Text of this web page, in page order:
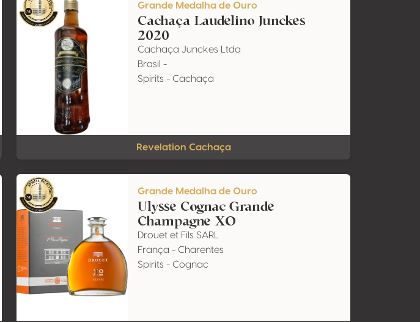
Grande Medalha de Ouro
Cachaça Laudelino Junckes
2020
Cachaça Junckes Ltda
Brasil -
Spirits - Cachaça
Revelation Cachaça
Grande Medalha de Ouro
Ulysse Cognac Grande
Champagne XO
Drouet et Fils SARL
França - Charentes
Spirits - Cognac